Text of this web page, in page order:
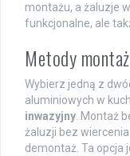
montażu, a żaluzje
funkcjonalne, ale
Metody
Wybierz jedną z
aluminiowych w
inwazyjny . Montaż
żaluzji bez
demontaż. Ta opcja